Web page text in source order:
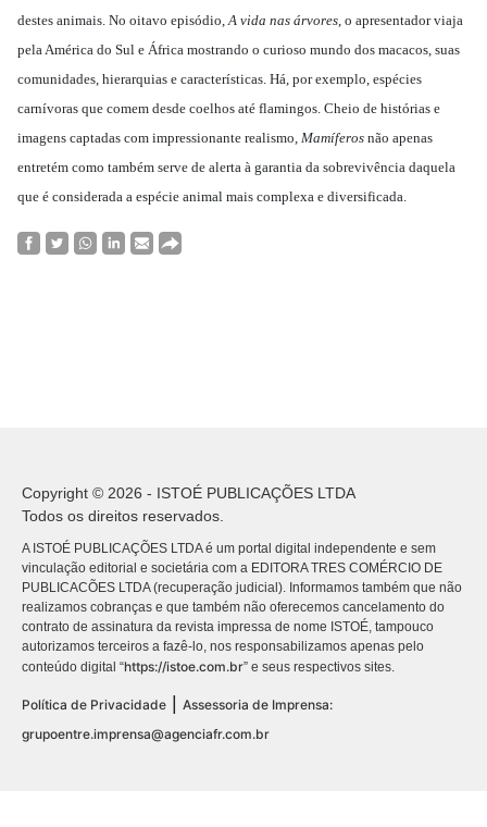
destes animais. No oitavo episódio,A vida nas árvores, o apresentador viaja
pela América do Sul e África mostrando o curioso mundo dos macacos, suas
comunidades, hierarquias e características. Há, por exemplo, espécies
carnívoras que comem desde coelhos até flamingos. Cheio de histórias e
imagens captadas com impressionante realismo, Mamíferos não apenas
entretém como também serve de alerta à garantia da sobrevivência daquela
que é considerada a espécie animal mais complexa e diversificada.
Copyright © 2026 - ISTOÉ PUBLICAÇÕES LTDA
Todos os direitos reservados.
A ISTOÉ PUBLICAÇÕES LTDA é um portal digital independente e sem
vinculação editorial e societária com a EDITORA TRES COMÉRCIO DE
PUBLICACÕES LTDA (recuperação judicial). Informamos também que não
realizamos cobranças e que também não oferecemos cancelamento do
contrato de assinatura da revista impressa de nome ISTOÉ, tampouco
autorizamos terceiros a fazê-lo, nos responsabilizamos apenas pelo
conteúdo digital “https://istoe.com.br” e seus respectivos sites.
Política de Privacidade
Assessoria de Imprensa:
grupoentre.imprensa@agenciafr.com.br